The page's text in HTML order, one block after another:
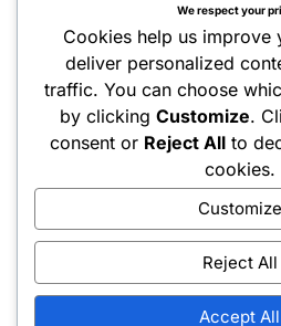
We respect your
Cookies help us improve
deliver personalized
traffic. You can choose
by clickingCustomize.
consent or Reject All to
cookies.
Customize
Reject All
Accept All